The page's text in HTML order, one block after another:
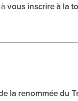
àvous inscrire à la
la renommée du